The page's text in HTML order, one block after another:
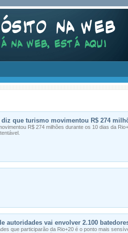
que turismo movimentou R$ 274
R$ 274 milhões durante os 10 dias da
autoridades vai envolver 2.100
que participarão da Rio+20 é o ponto mais